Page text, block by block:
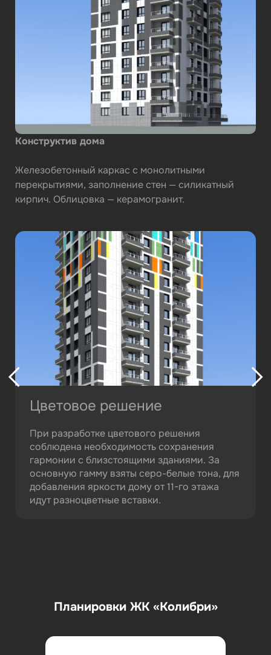
Конструктив дома
Железобетонный каркас с монолитными
перекрытиями, заполнение стен — силикатный
кирпич. Облицовка — керамогранит.
Цветовое решение
При разработке цветового решения
соблюдена необходимость сохранения
гармонии с близстоящими зданиями. За
основную гамму взяты серо-белые тона, для
добавления яркости дому от 11-го этажа
идут разноцветные вставки.
Планировки ЖК «Колибри»